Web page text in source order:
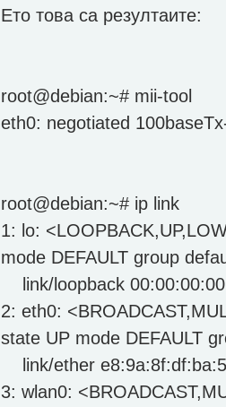
Ето това са резултаите:
root@debian:~# mii-tool
eth0: negotiated
root@debian:~# ip link
1: lo:
mode DEFAULT group
link/loopback
2: eth0:
state UP mode DEFAULT
link/ether
3: wlan0: